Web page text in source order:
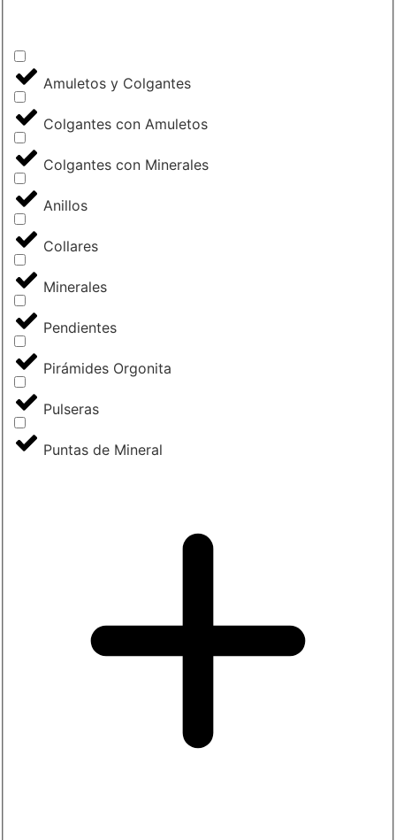
Amuletos y Colgantes
Colgantes con Amuletos
Colgantes con Minerales
Anillos
Collares
Minerales
Pendientes
Pirámides Orgonita
Pulseras
Puntas de Mineral